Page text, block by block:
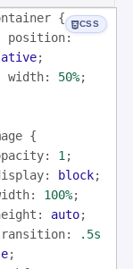
CSS
{
position :
;
width: 50%;
{
: 1 ;
: block;
: 100%;
: auto;
:
.5s
;